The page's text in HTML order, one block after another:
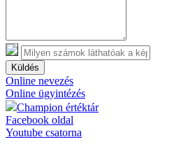
Küldés
Online nevezés
Online ügyintézés
Champion értéktár
Facebook oldal
Youtube csatorna